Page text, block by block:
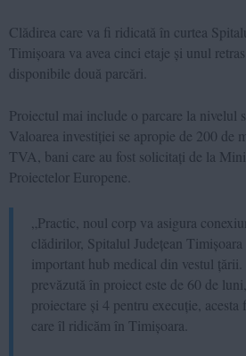
Clădirea care va fi ridicată în curtea
Timișoara va avea cinci etaje și unul
disponibile două parcări.
Proiectul mai include o parcare la nivelul
Valoarea investiției se apropie de 200 de
TVA, bani care au fost solicitați de la
Proiectelor Europene.
„Practic, noul corp va asigura
clădirilor, Spitalul Județean
important hub medical din vestul
prevăzută în proiect este de 60 de
proiectare și 4 pentru execuție,
care îl ridicăm în Timișoara.